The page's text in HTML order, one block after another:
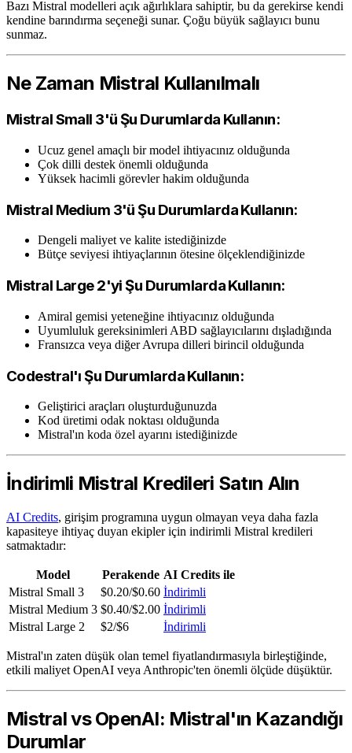
Bazı Mistral modelleri açık ağırlıklara sahiptir, bu da gerekirse kendi
kendine barındırma seçeneği sunar. Çoğu büyük sağlayıcı bunu
sunmaz.
Ne Zaman Mistral Kullanılmalı
Mistral Small 3'ü Şu Durumlarda Kullanın:
Ucuz genel amaçlı bir model ihtiyacınız olduğunda
Çok dilli destek önemli olduğunda
Yüksek hacimli görevler hakim olduğunda
Mistral Medium 3'ü Şu Durumlarda Kullanın:
Dengeli maliyet ve kalite istediğinizde
Bütçe seviyesi ihtiyaçlarının ötesine ölçeklendiğinizde
Mistral Large 2'yi Şu Durumlarda Kullanın:
Amiral gemisi yeteneğine ihtiyacınız olduğunda
Uyumluluk gereksinimleri ABD sağlayıcılarını dışladığında
Fransızca veya diğer Avrupa dilleri birincil olduğunda
Codestral'ı Şu Durumlarda Kullanın:
Geliştirici araçları oluşturduğunuzda
Kod üretimi odak noktası olduğunda
Mistral'ın koda özel ayarını istediğinizde
İndirimli Mistral Kredileri Satın Alın
AI Credits, girişim programına uygun olmayan veya daha fazla
kapasiteye ihtiyaç duyan ekipler için indirimli Mistral kredileri
satmaktadır:
Model Perakende AI Credits ile
Mistral Small 3
$0.20/$0.60 İndirimli
Mistral Medium 3 $0.40/$2.00 İndirimli
Mistral Large 2
$2/$6 İndirimli
Mistral'ın zaten düşük olan temel fiyatlandırmasıyla birleştiğinde,
etkili maliyet OpenAI veya Anthropic'ten önemli ölçüde düşüktür.
Mistral vs OpenAI: Mistral'ın Kazandığı
Durumlar